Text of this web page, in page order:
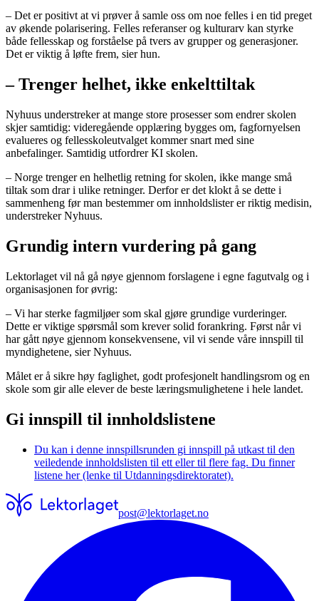
– Det er positivt at vi prøver å samle oss om noe felles i en tid preget
av økende polarisering. Felles referanser og kulturarv kan styrke
både fellesskap og forståelse på tvers av grupper og generasjoner.
Det er viktig å løfte frem, sier hun.
– Trenger helhet, ikke enkelttiltak
Nyhuus understreker at mange store prosesser som endrer skolen
skjer samtidig: videregående opplæring bygges om, fagfornyelsen
evalueres og fellesskoleutvalget kommer snart med sine
anbefalinger. Samtidig utfordrer KI skolen.
– Norge trenger en helhetlig retning for skolen, ikke mange små
tiltak som drar i ulike retninger. Derfor er det klokt å se dette i
sammenheng før man bestemmer om innholdslister er riktig medisin,
understreker Nyhuus.
Grundig intern vurdering på gang
Lektorlaget vil nå gå nøye gjennom forslagene i egne fagutvalg og i
organisasjonen for øvrig:
– Vi har sterke fagmiljøer som skal gjøre grundige vurderinger.
Dette er viktige spørsmål som krever solid forankring. Først når vi
har gått nøye gjennom konsekvensene, vil vi sende våre innspill til
myndighetene, sier Nyhuus.
Målet er å sikre høy faglighet, godt profesjonelt handlingsrom og en
skole som gir alle elever de beste læringsmulighetene i hele landet.
Gi innspill til innholdslistene
Du kan i denne innspillsrunden gi innspill på utkast til den
veiledende innholdslisten til ett eller til flere fag. Du finner
listene her (lenke til Utdanningsdirektoratet).
post@lektorlaget.no